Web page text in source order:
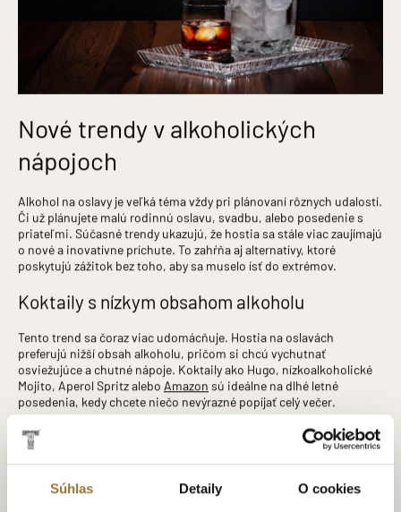
Súhlas Detaily O cookies
Nové trendy v alkoholických
nápojoch
Alkohol na oslavy je veľká téma vždy pri plánovaní rôznych udalostí.
Či už plánujete malú rodinnú oslavu, svadbu, alebo posedenie s
priateľmi. Súčasné trendy ukazujú, že hostia sa stále viac zaujímajú
o nové a inovatívne príchute. To zahŕňa aj alternatívy, ktoré
poskytujú zážitok bez toho, aby sa muselo ísť do extrémov.
Koktaily s nízkym obsahom alkoholu
Tento trend sa čoraz viac udomácňuje. Hostia na oslavách
preferujú nižší obsah alkoholu, pričom si chcú vychutnať
osviežujúce a chutné nápoje. Koktaily ako Hugo, nízkoalkoholické
Mojito, Aperol Spritz alebo Amazon sú ideálne na dlhé letné
posedenia, kedy chcete niečo nevýrazné popíjať celý večer.
Alkoholické nápoje s exotickými príchuťami
exotickými príchuťami. Obľúbené sú napríklad kokteily s príchuťou